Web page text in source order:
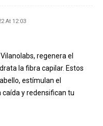
At 12:03
regenera el
la fibra capilar. Estos
estímulan el
y redensifican tu